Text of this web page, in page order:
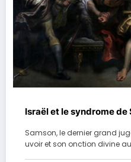
Israël et le syndrome de
Samson, le dernier grand
uvoir et son onction divine